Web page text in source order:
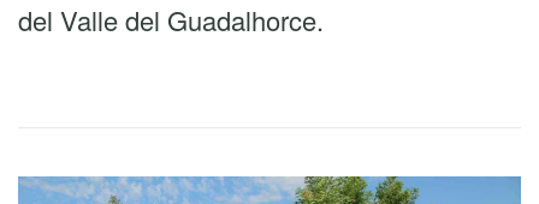
del Valle del Guadalhorce.